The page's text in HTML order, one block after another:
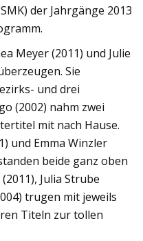
der Jahrgänge 2013
Meyer (2011) und Julie
Sie
und drei
(2002) nahm zwei
mit nach Hause.
und Emma Winzler
beide ganz oben
Julia Strube
trugen mit jeweils
Titeln zur tollen